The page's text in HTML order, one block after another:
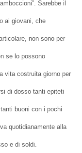
Sarebbe il
ai giovani, che
non sono per
se lo possono
vita costruita giorno per
di dosso tanti epiteti
buoni con i pochi
quotidianamente alla
e di soldi.